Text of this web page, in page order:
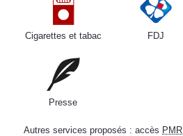
Cigarettes et tabac FDJ
Presse
Autres services proposés : accès PMR